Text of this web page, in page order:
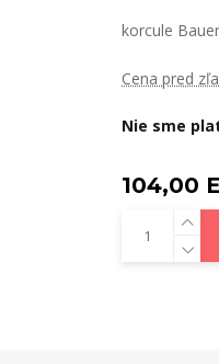
korcule
Cena pred
Nie sme
104,00